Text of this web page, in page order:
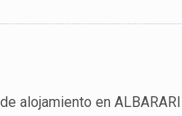
alojamiento en